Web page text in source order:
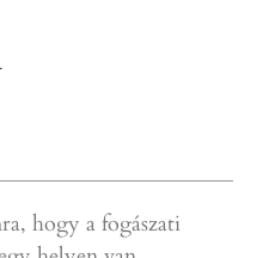
hogy a fogászati